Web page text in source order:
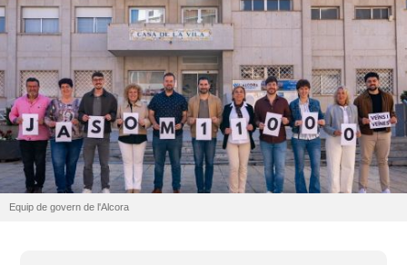
Equip de govern de l'Alcora